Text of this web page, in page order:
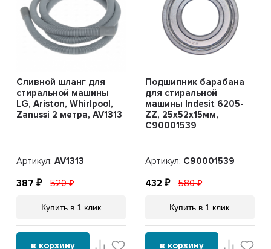
Сливной шланг для
стиральной машины
LG, Ariston, Whirlpool,
Zanussi 2 метра, AV1313
Артикул:AV1313
387 520
Купить в 1 клик
в корзину
Подшипник барабана
для стиральной
машины Indesit 6205-
ZZ, 25x52x15мм,
С90001539
Артикул: C90001539
432 580
Купить в 1 клик
в корзину